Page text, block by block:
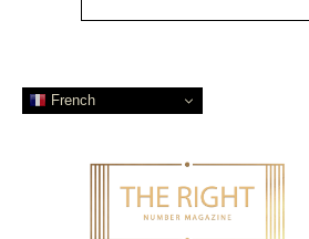
French